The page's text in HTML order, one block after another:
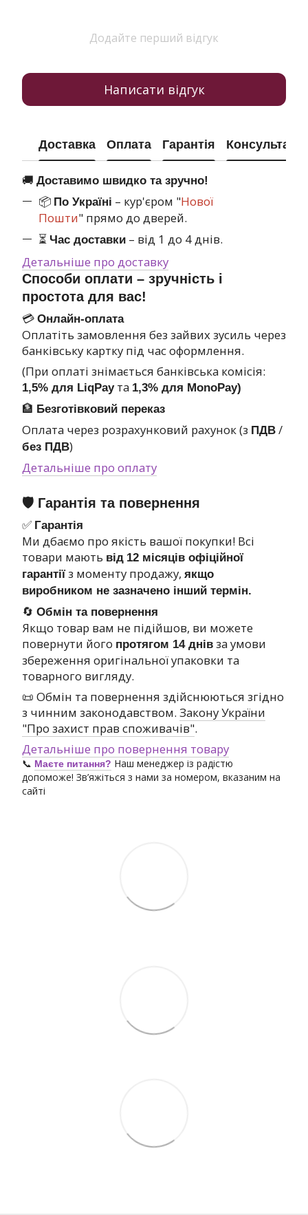
Додайте перший відгук
Написати відгук
Доставка Оплата Гарантія Консультація
🚚 Доставимо швидко та зручно!
📦 По Україні – кур'єром "Нової
Пошти" прямо до дверей.
⏳ Час доставки – від 1 до 4 днів.
Детальніше про доставку
Способи оплати – зручність і
простота для вас!
💳 Онлайн-оплата
Оплатіть замовлення без зайвих зусиль через
банківську картку під час оформлення.
(При оплаті знімається банківська комісія:
1,5% для LiqPayта 1,3% для MonoPay)
🏦 Безготівковий переказ
Оплата через розрахунковий рахунок (з ПДВ /
без ПДВ)
Детальніше про оплату
🛡 Гарантія та повернення
✅ Гарантія
Ми дбаємо про якість вашої покупки! Всі
товари мають від 12 місяців офіційної
гарантії з моменту продажу, якщо
виробником не зазначено інший термін.
🔄 Обмін та повернення
Якщо товар вам не підійшов, ви можете
повернути його протягом 14 днів за умови
збереження оригінальної упаковки та
товарного вигляду.
📜 Обмін та повернення здійснюються згідно
з чинним законодавством. Закону України
"Про захист прав споживачів".
Детальніше про повернення товару
📞 Маєте питання? Наш менеджер із радістю
допоможе! Зв’яжіться з нами за номером, вказаним на
сайті